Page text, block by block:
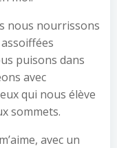
nous nourrissons
puisons dans
avec
qui nous élève
sommets.
avec un